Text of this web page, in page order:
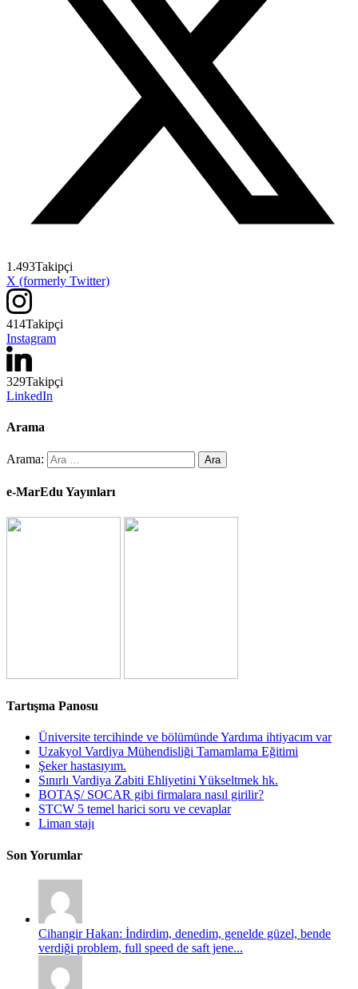
1.493Takipçi
X (formerly Twitter)
414Takipçi
Instagram
329Takipçi
LinkedIn
Arama
Arama:
e-MarEdu Yayınları
Tartışma Panosu
Üniversite tercihinde ve bölümünde Yardıma ihtiyacım var
Uzakyol Vardiya Mühendisliği Tamamlama Eğitimi
Şeker hastasıyım.
Sınırlı Vardiya Zabiti Ehliyetini Yükseltmek hk.
BOTAŞ/ SOCAR gibi firmalara nasıl girilir?
STCW 5 temel harici soru ve cevaplar
Liman stajı
Son Yorumlar
Cihangir Hakan: İndirdim, denedim, genelde güzel, bende
verdiği problem, full speed de saft jene...